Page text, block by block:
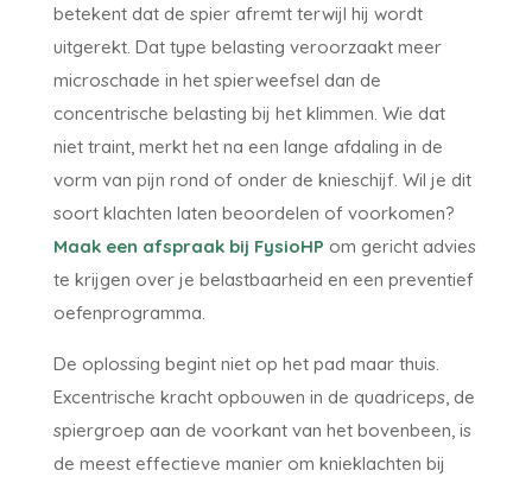
betekent dat de spier afremt terwijl hij wordt
uitgerekt. Dat type belasting veroorzaakt meer
microschade in het spierweefsel dan de
concentrische belasting bij het klimmen. Wie dat
niet traint, merkt het na een lange afdaling in de
vorm van pijn rond of onder de knieschijf. Wil je dit
soort klachten laten beoordelen of voorkomen?
Maak een afspraak bij FysioHP om gericht advies
te krijgen over je belastbaarheid en een preventief
oefenprogramma.
De oplossing begint niet op het pad maar thuis.
Excentrische kracht opbouwen in de quadriceps, de
spiergroep aan de voorkant van het bovenbeen, is
de meest effectieve manier om knieklachten bij